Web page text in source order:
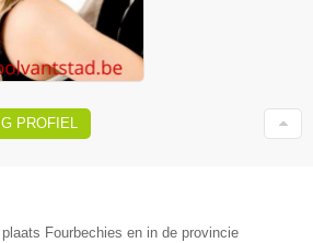
PROFIEL
Fourbechies en in de provincie